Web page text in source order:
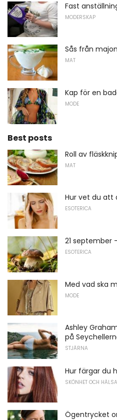
Fast
MODERSKAP
Sås från
MAT
Kap för en
MODE
Best posts
Roll av
MAT
Hur vet du att
ESOTERICA
21 september
ESOTERICA
Med vad ska
MODE
Ashley
på
STJÄRNA
Hur färgar du
SKÖNHET OCH HÄLSA
Ögentrycket